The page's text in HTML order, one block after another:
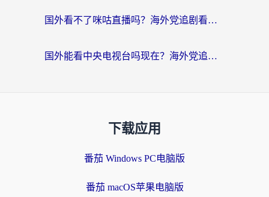
国外看不了咪咕直播吗？海外党追剧看片的加速器选择指南
国外能看中央电视台吗现在？海外党追剧看央视的实用指南
下载应用
番茄 Windows PC电脑版
番茄 macOS苹果电脑版